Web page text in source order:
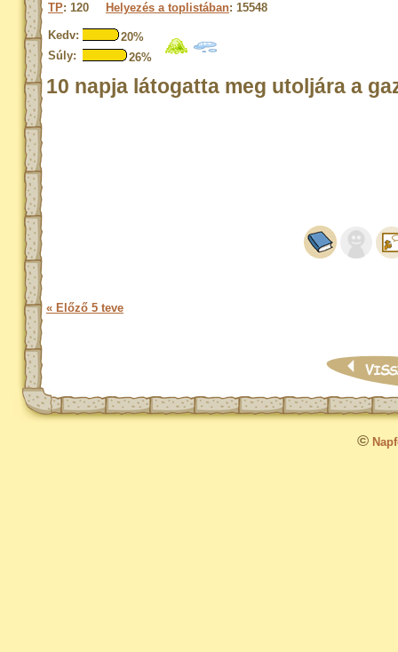
TP: 120 Helyezés a toplistában: 15548
Kedv:
20%
Súly:
26%
10 napja látogatta meg utoljára a
« Előző 5 teve
©